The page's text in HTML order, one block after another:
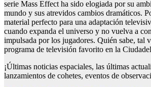
serie Mass Effect ha sido elogiada por su
mundo y sus atrevidos cambios dramáticos.
material perfecto para una adaptación
cuando expanda el universo y no vuelva a
impulsada por los jugadores. Quién sabe, tal
programa de televisión favorito en la
¡Últimas noticias espaciales, las últimas
lanzamientos de cohetes, eventos de